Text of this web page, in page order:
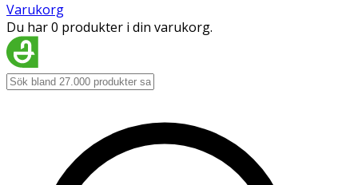
Varukorg
Du har 0 produkter i din varukorg.